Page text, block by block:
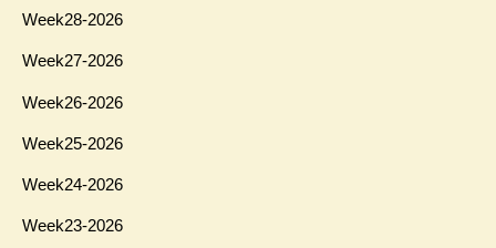
Week28-2026
Week27-2026
Week26-2026
Week25-2026
Week24-2026
Week23-2026